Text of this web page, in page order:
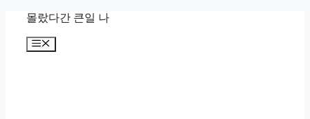
몰랐다간 큰일 나
메